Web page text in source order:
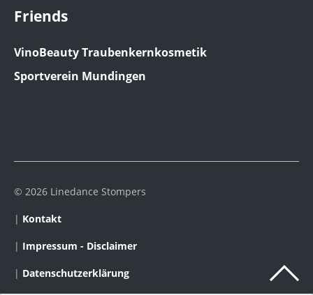
Friends
VinoBeauty Traubenkernkosmetik
Sportverein Mundingen
© 2026 Linedance Stompers
| Kontakt
| Impressum - Disclaimer
| Datenschutzerklärung